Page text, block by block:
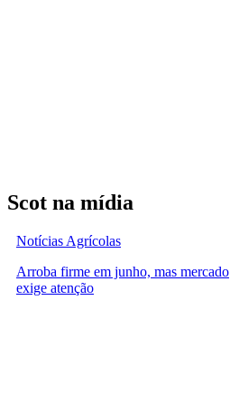
Scot na mídia
Notícias Agrícolas
Arroba firme em junho, mas mercado
exige atenção